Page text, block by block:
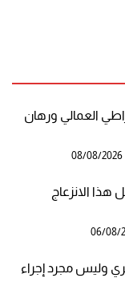
العمالي ورهان
08/08/2026
هذا الانزعاج
06/08/
وليس مجرد إجراء